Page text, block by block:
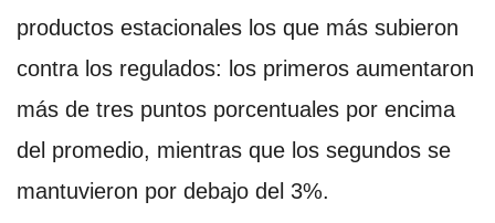
productos estacionales los que más subieron
contra los regulados: los primeros aumentaron
más de tres puntos porcentuales por encima
del promedio, mientras que los segundos se
mantuvieron por debajo del 3%.